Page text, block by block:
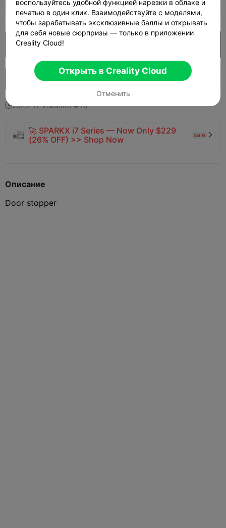
Кусочек облака
Boost 189
2025-11-2330018
🚀 SPARKX i7 Series — Now Only $229
(26% OFF) >> Shop Now
sale 
Описание
Door stopper
воспользуйтесь удобной функцией нарезки в облаке и
печатью в один клик. Взаимодействуйте с моделями,
чтобы зарабатывать эксклюзивные баллы и открывать
для себя новые сюрпризы — только в приложении
Creality Cloud!
Открыть в Creality Cloud
Отменить